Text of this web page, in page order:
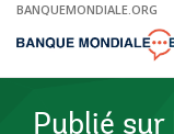
Skip
Main
BANQUEMONDIALE.ORG
Publié sur